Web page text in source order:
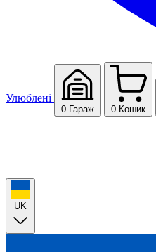
Улюблені
0 Гараж 0 Кошик